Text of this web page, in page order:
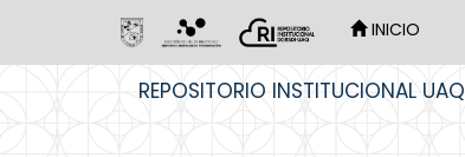
INICIO
REPOSITORIO INSTITUCIONAL UAQ